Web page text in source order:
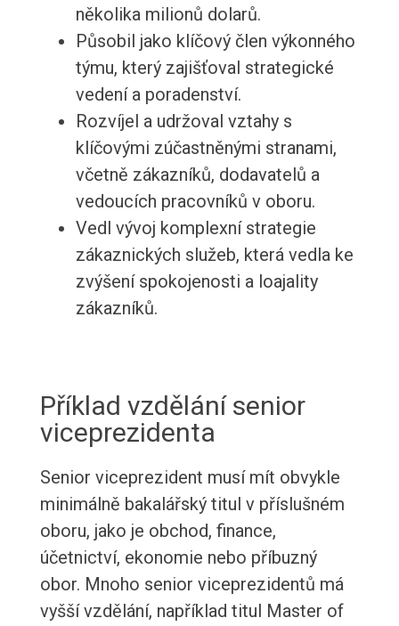
několika milionů dolarů.
Působil jako klíčový člen výkonného
týmu, který zajišťoval strategické
vedení a poradenství.
Rozvíjel a udržoval vztahy s
klíčovými zúčastněnými stranami,
včetně zákazníků, dodavatelů a
vedoucích pracovníků v oboru.
Vedl vývoj komplexní strategie
zákaznických služeb, která vedla ke
zvýšení spokojenosti a loajality
zákazníků.
Příklad vzdělání senior
viceprezidenta
Senior viceprezident musí mít obvykle
minimálně bakalářský titul v příslušném
oboru, jako je obchod, finance,
účetnictví, ekonomie nebo příbuzný
obor. Mnoho senior viceprezidentů má
vyšší vzdělání, například titul Master of